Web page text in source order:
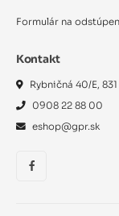
Formulár na
Kontakt
Rybničná 40/E,
0908 22 88 00
eshop@gpr.sk